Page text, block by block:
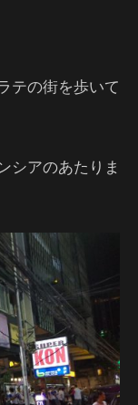
テの街を歩いて
シアのあたりま